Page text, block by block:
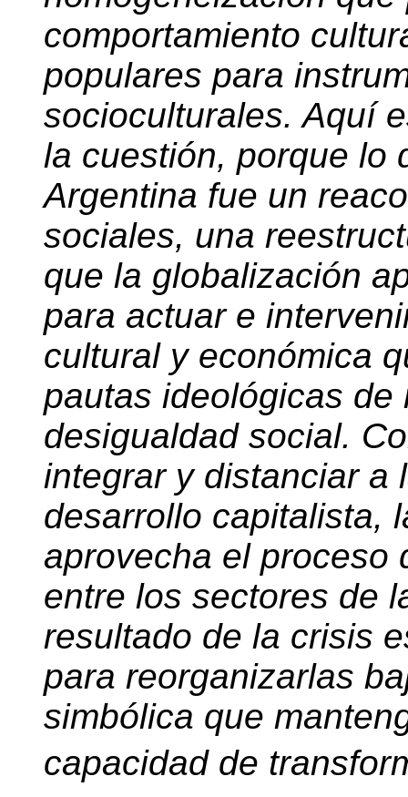
comportamiento
populares para
socioculturales. Aquí
la cuestión, porque lo
Argentina fue un
sociales, una
que la globalización
para actuar e
cultural y económica
pautas ideológicas de
desigualdad social.
integrar y distanciar a
desarrollo capitalista,
aprovecha el proceso
entre los sectores de
resultado de la crisis
para reorganizarlas
simbólica que
capacidad de